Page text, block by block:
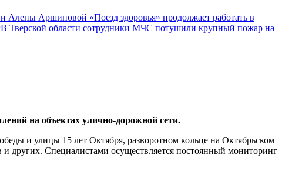
Алены Аршиновой «Поезд здоровья» продолжает работать в
В Тверской области сотрудники МЧС потушили крупный пожар на
на объектах улично-дорожной сети.
и улицы 15 лет Октября, разворотном кольце на Октябрьском
других. Специалистами осуществляется постоянный мониторинг